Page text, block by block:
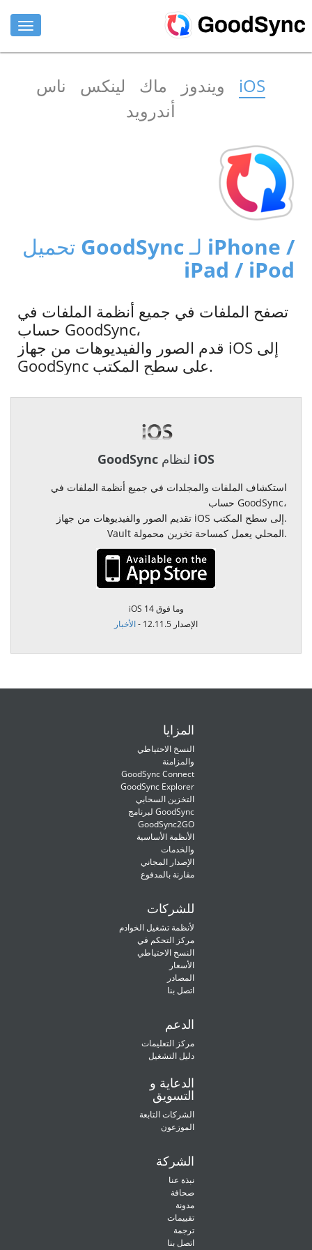
تسجيل الدخول
ويندوز ماك لينكس ناس
iOS
أندرويد
تحميل GoodSync لـ iPhone /
iPad / iPod
تصفح الملفات في جميع أنظمة الملفات في
حساب GoodSync،
قدم الصور والفيديوهات من جهاز iOS إلى
GoodSync على سطح المكتب.
GoodSync لنظام iOS
استكشاف الملفات والمجلدات في جميع أنظمة الملفات في
حساب GoodSync،
تقديم الصور والفيديوهات من جهاز iOS إلى سطح المكتب.
Vault المحلي يعمل كمساحة تخزين محمولة.
iOS 14 وما فوق
الإصدار 12.11.5 -
الأخبار
المزايا
النسخ الاحتياطي
والمزامنة
GoodSync Connect
GoodSync Explorer
التخزين السحابي
لبرنامج GoodSync
GoodSync2GO
الأنظمة الأساسية
والخدمات
الإصدار المجاني
مقارنة بالمدفوع
للشركات
لأنظمة تشغيل الخوادم
مركز التحكم في
النسخ الاحتياطي
الأسعار
المصادر
اتصل بنا
الدعم
مركز التعليمات
دليل التشغيل
الدعاية و
التسويق
الشركات التابعة
الموزعون
الشركة
نبذة عنا
صحافة
مدونة
تقييمات
ترجمة
اتصل بنا